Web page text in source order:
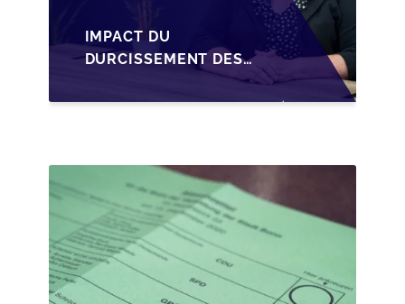
IMPACT DU
DURCISSEMENT DES
CRÉDIT SUR LA